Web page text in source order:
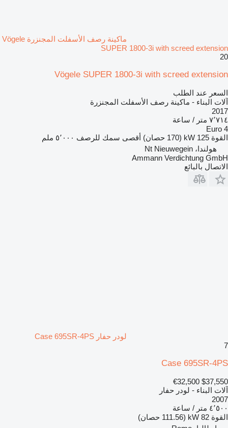
ماكينة رصف الأسفلت المجنزرة Vögele
SUPER 1800-3i with screed extension
20
Vögele SUPER 1800-3i with screed extension
السعر عند الطلب
آلات البناء - ماكينة رصف الأسفلت المجنزرة
2017
٧٬٧١٤ متر / ساعة
Euro 4
القوة 125 kW (170 حصان) أقصى سمك للرصف ٥٬٠٠٠ ملم
هولندا، Nt Nieuwegein
Ammann Verdichtung GmbH
الاتصال بالبائع
لودر حفار Case 695SR-4PS
7
Case 695SR-4PS
$37,550
€32,500
آلات البناء - لودر حفار
2007
٤٬٥٠٠ متر / ساعة
القوة 82 kW (111.56 حصان)